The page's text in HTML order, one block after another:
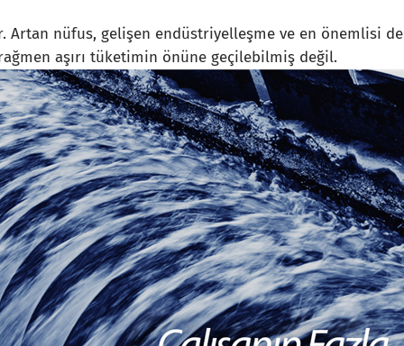
Artan nüfus, gelişen endüstriyelleşme ve en önemlisi de
aşırı tüketimin önüne geçilebilmiş değil.